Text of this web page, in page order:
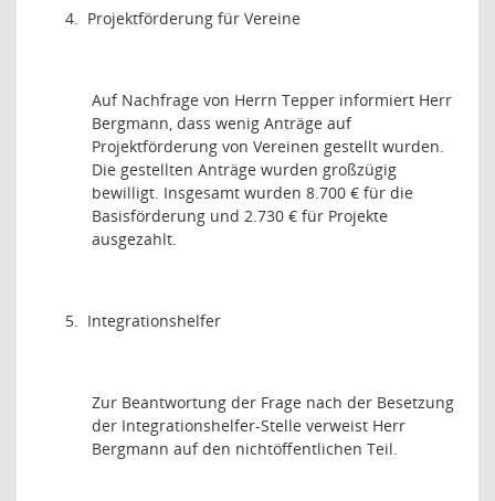
4. Projektförderung für Vereine
Auf Nachfrage von Herrn Tepper informiert Herr
Bergmann, dass wenig Anträge auf
Projektförderung von Vereinen gestellt wurden.
Die gestellten Anträge wurden großzügig
bewilligt. Insgesamt wurden 8.700 € für die
Basisförderung und 2.730 € für Projekte
ausgezahlt.
5. Integrationshelfer
Zur Beantwortung der Frage nach der Besetzung
der Integrationshelfer-Stelle verweist Herr
Bergmann auf den nichtöffentlichen Teil.